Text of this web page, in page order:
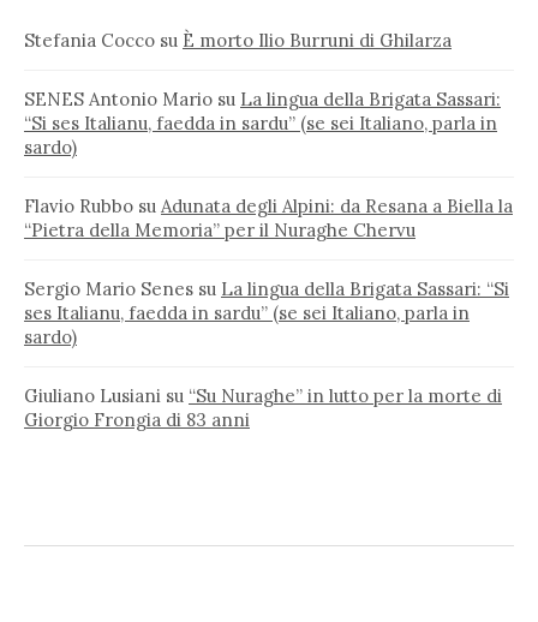
Stefania Cocco su È morto Ilio Burruni di Ghilarza
SENES Antonio Mario su La lingua della Brigata Sassari:
“Si ses Italianu, faedda in sardu” (se sei Italiano, parla in
sardo)
Flavio Rubbo su Adunata degli Alpini: da Resana a Biella la
“Pietra della Memoria” per il Nuraghe Chervu
Sergio Mario Senes su La lingua della Brigata Sassari: “Si
ses Italianu, faedda in sardu” (se sei Italiano, parla in
sardo)
Giuliano Lusiani su “Su Nuraghe” in lutto per la morte di
Giorgio Frongia di 83 anni